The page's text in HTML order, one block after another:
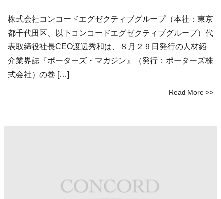
株式会社コンコードエグゼクティブグループ（本社：東京
都千代田区、以下コンコードエグゼクティブグループ）代
表取締役社長CEO渡辺秀和は、８月２９日発行の人材紹
介業界誌『ポーターズ・マガジン』（発行：ポーターズ株
式会社）の巻 […]
Read More